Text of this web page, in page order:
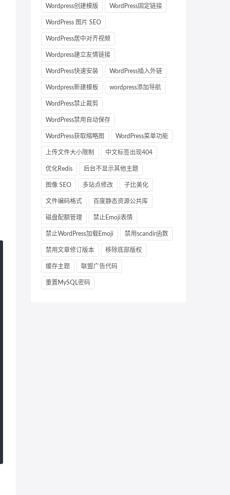
Wordpress创建模版 WordPress固定链接
WordPress 图片 SEO
WordPress居中对齐视频
Wordpress建立友情链接
WordPress快速安装 WordPress插入外链
Wordpress新建模板 wordpress添加导航
WordPress禁止裁剪
WordPress禁用自动保存
WordPress获取缩略图 WordPress菜单功能
上传文件大小限制 中文标签出现404
优化Redis 后台不显示其他主题
图像 SEO 多站点修改 子比美化
文件编码格式 百度静态资源公共库
磁盘配额管理 禁止Emoji表情
禁止WordPress加载Emoji 禁用scandir函数
禁用文章修订版本 移除底部版权
缓存主题 联盟广告代码
重置MySQL密码